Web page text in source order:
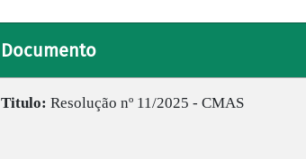
Documento
Titulo: Resolução nº 11/2025 - CMAS